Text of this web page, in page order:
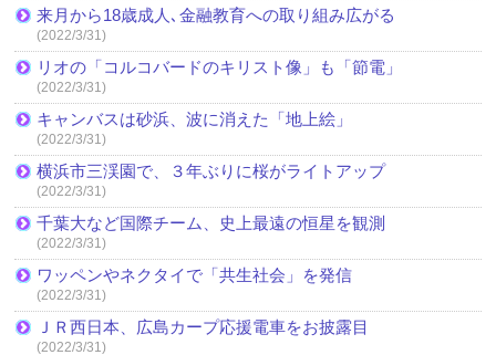
来月から18歳成人､金融教育への取り組み広がる
(2022/3/31)
リオの「コルコバードのキリスト像」も「節電」
(2022/3/31)
キャンバスは砂浜、波に消えた「地上絵」
(2022/3/31)
横浜市三渓園で、３年ぶりに桜がライトアップ
(2022/3/31)
千葉大など国際チーム、史上最遠の恒星を観測
(2022/3/31)
ワッペンやネクタイで「共生社会」を発信
(2022/3/31)
ＪＲ西日本、広島カープ応援電車をお披露目
(2022/3/31)